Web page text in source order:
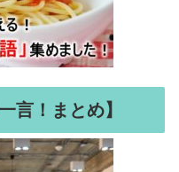
言！まとめ】